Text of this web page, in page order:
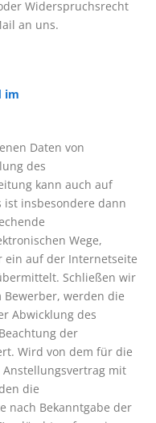
Widerspruchsrecht
an uns.
im
Daten von
des
kann auch auf
ist insbesondere dann
Wege,
ein auf der Internetseite
Schließen wir
werden die
Abwicklung des
der
Wird von dem für die
mit
die
nach Bekanntgabe der